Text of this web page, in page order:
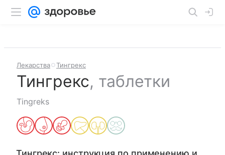
Лекарства Тингрекс
Тингрекс, таблетки
Tingreks